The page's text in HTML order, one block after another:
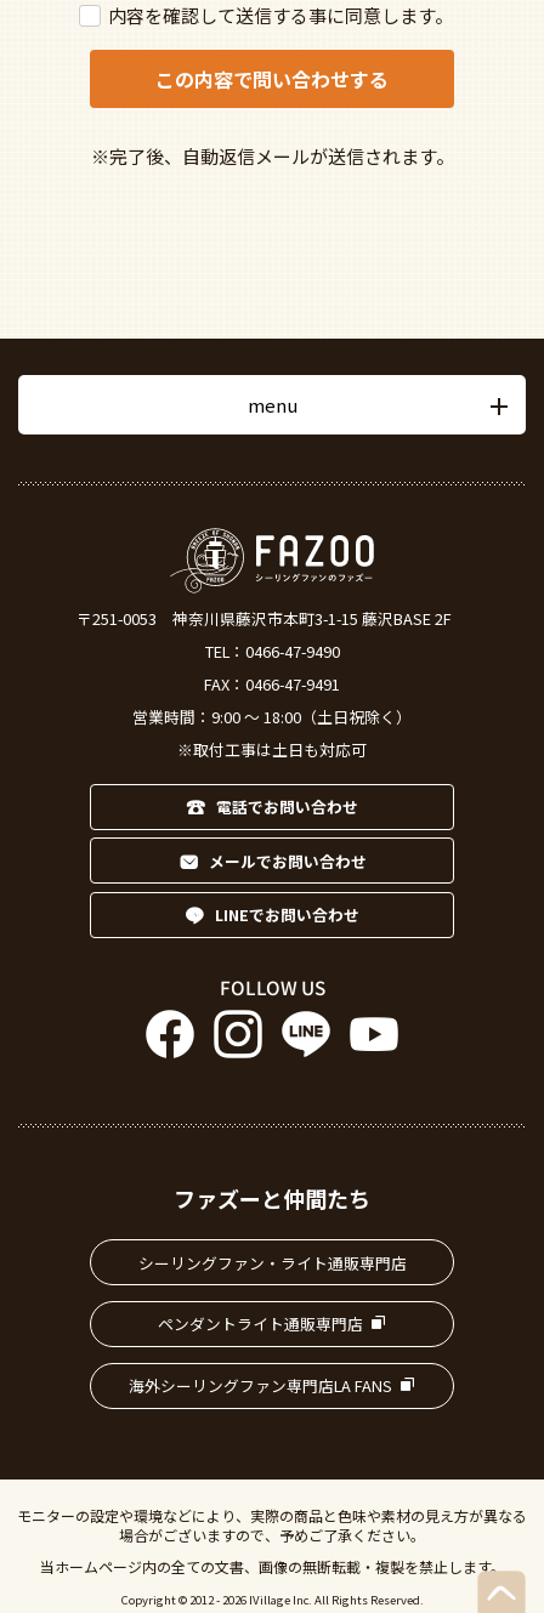
内容を確認して送信する事に同意します。
※完了後、自動返信メールが送信されます。
menu
〒251-0053
神奈川県藤沢市本町3-1-15 藤沢BASE 2F
TEL： 0466-47-9490
FAX：0466-47-9491
営業時間：9:00 ～ 18:00（土日祝除く）
※取付工事は土日も対応可
電話でお問い合わせ
メールでお問い合わせ
LINEでお問い合わせ
FOLLOW US
ファズーと仲間たち
シーリングファン・ライト通販専門店
ペンダントライト通販専門店
海外シーリングファン専門店LA FANS
モニターの設定や環境などにより、実際の商品と色味や素材の見え方が異なる
場合がございますので、予めご了承ください。
当ホームページ内の全ての文書、画像の無断転載・複製を禁止します。
Copyright © 2012 - 2026 IVillage Inc. All Rights Reserved.